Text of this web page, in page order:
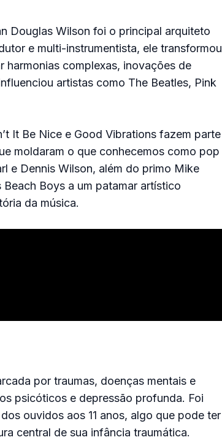
Douglas Wilson foi o principal arquiteto
e multi-instrumentista, ele transformou
harmonias complexas, inovações de
artistas como The Beatles, Pink
It Be Nice e Good Vibrations fazem parte
moldaram o que conhecemos como pop
e Dennis Wilson, além do primo Mike
Boys a um patamar artístico
da música.
por traumas, doenças mentais e
psicóticos e depressão profunda. Foi
ouvidos aos 11 anos, algo que pode ter
central de sua infância traumática.